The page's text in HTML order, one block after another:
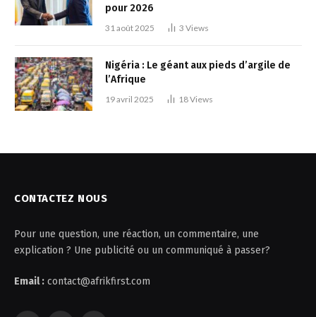
pour 2026
31 août 2025 3 Views
Nigéria : Le géant aux pieds d’argile de
l’Afrique
19 avril 2025 18Views
CONTACTEZ NOUS
Pour une question, une réaction, un commentaire, une
explication ? Une publicité ou un communiqué à passer?
Email : contact@afrikfirst.com